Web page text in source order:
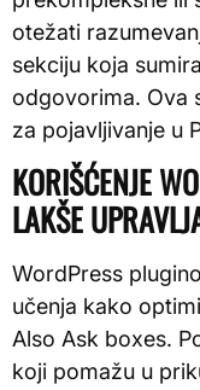
otežati
sekciju koja
odgovorima. Ova
za pojavljivanje u
KORIŠĆENJE
LAKŠE
WordPress
učenja kako
Also Ask boxes.
koji pomažu u